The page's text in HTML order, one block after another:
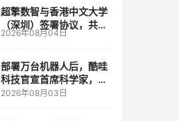
管理
超擎数智与香港中文大学
（深圳）签署协议，共建
人工智能和边缘计算联合
2026年08月04日
部署万台机器人后，酷哇
科技官宣首席科学家，要
让世界模型交付生产力
2026年08月03日